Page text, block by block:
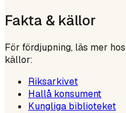
Fakta & källor
För fördjupning, läs mer
källor:
Riksarkivet
Hallå konsument
Kungliga biblioteket